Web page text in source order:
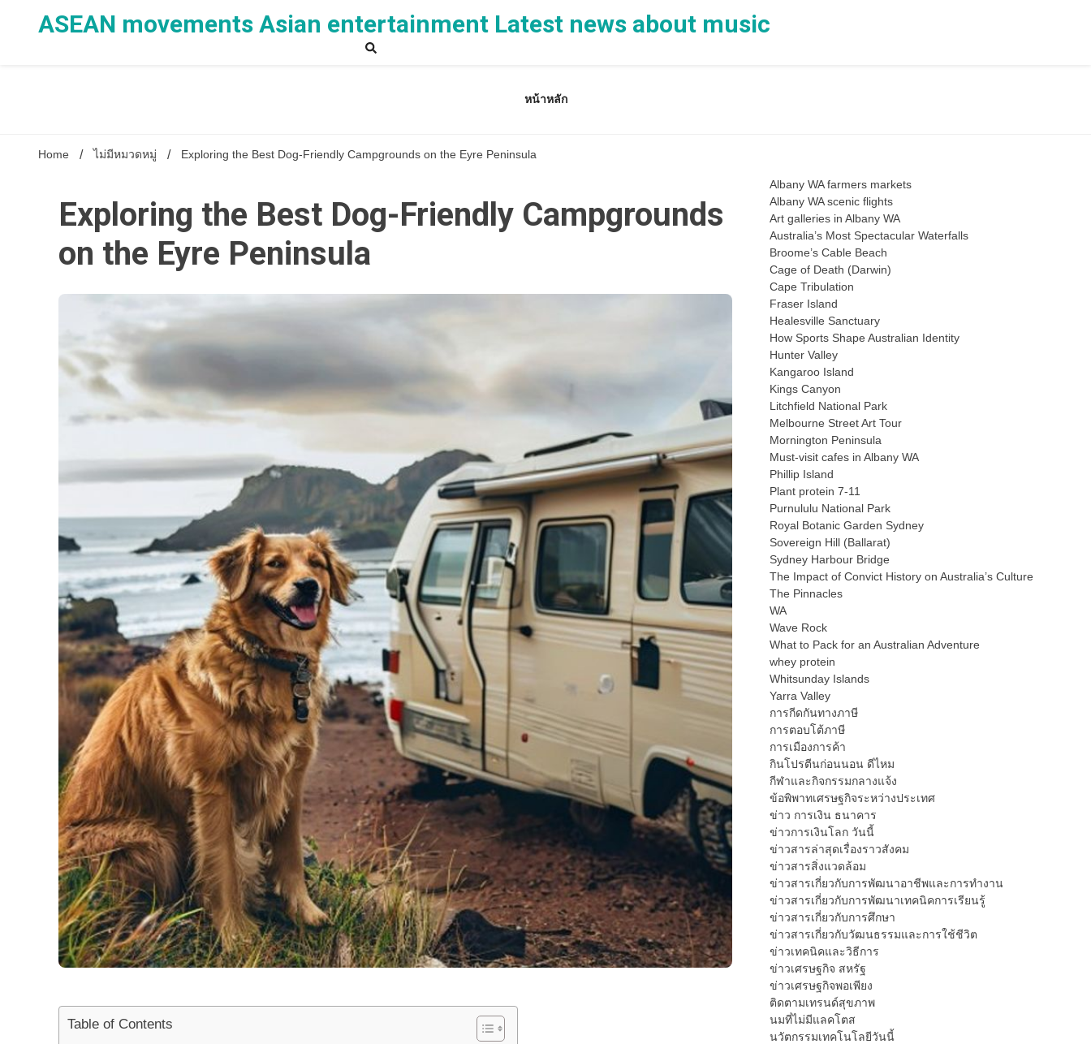
ASEAN movements Asian entertainment Latest news about music
หน้าหลัก
Home ไม่มีหมวดหมู่ Exploring the Best Dog-Friendly Campgrounds on the Eyre Peninsula
Exploring the Best Dog-Friendly Campgrounds
on the Eyre Peninsula
Table of Contents
Albany WA farmers markets
Albany WA scenic flights
Art galleries in Albany WA
Australia’s Most Spectacular Waterfalls
Broome’s Cable Beach
Cage of Death (Darwin)
Cape Tribulation
Fraser Island
Healesville Sanctuary
How Sports Shape Australian Identity
Hunter Valley
Kangaroo Island
Kings Canyon
Litchfield National Park
Melbourne Street Art Tour
Mornington Peninsula
Must-visit cafes in Albany WA
Phillip Island
Plant protein 7-11
Purnululu National Park
Royal Botanic Garden Sydney
Sovereign Hill (Ballarat)
Sydney Harbour Bridge
The Impact of Convict History on Australia’s Culture
The Pinnacles
WA
Wave Rock
What to Pack for an Australian Adventure
whey protein
Whitsunday Islands
Yarra Valley
การกีดกันทางภาษี
การตอบโต้ภาษี
การเมืองการค้า
กินโปรตีนก่อนนอน ดีไหม
กีฬาและกิจกรรมกลางแจ้ง
ข้อพิพาทเศรษฐกิจระหว่างประเทศ
ข่าว การเงิน ธนาคาร
ข่าวการเงินโลก วันนี้
ข่าวสารล่าสุดเรื่องราวสังคม
ข่าวสารสิ่งแวดล้อม
ข่าวสารเกี่ยวกับการพัฒนาอาชีพและการทำงาน
ข่าวสารเกี่ยวกับการพัฒนาเทคนิคการเรียนรู้
ข่าวสารเกี่ยวกับการศึกษา
ข่าวสารเกี่ยวกับวัฒนธรรมและการใช้ชีวิต
ข่าวเทคนิคและวิธีการ
ข่าวเศรษฐกิจ สหรัฐ
ข่าวเศรษฐกิจพอเพียง
ติดตามเทรนด์สุขภาพ
นมที่ไม่มีแลคโตส
นวัตกรรมเทคโนโลยีวันนี้